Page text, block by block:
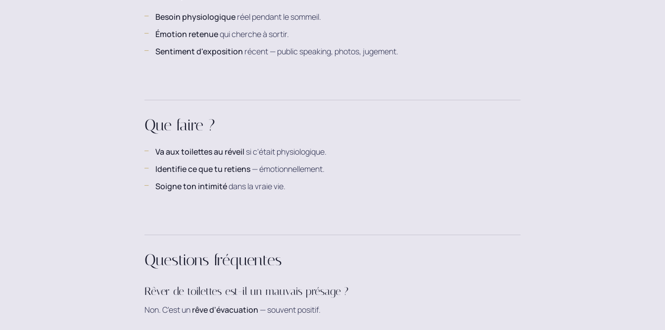
Besoin physiologiqueréel pendant le sommeil.
Émotion retenuequi cherche à sortir.
Sentiment d'exposition récent — public speaking, photos, jugement.
Que faire ?
Va aux toilettes au réveil si c'était physiologique.
Identifie ce que tu retiens— émotionnellement.
Soigne ton intimitédans la vraie vie.
Questions fréquentes
Rêver de toilettes est-il un mauvais présage ?
Non. C'est unrêve d'évacuation — souvent positif.